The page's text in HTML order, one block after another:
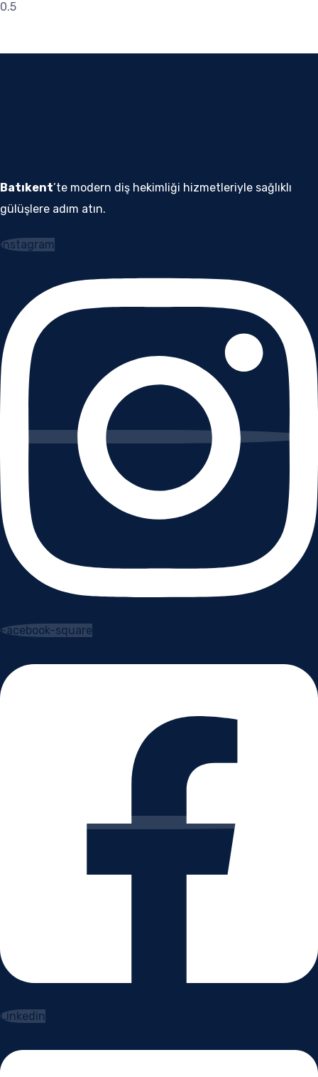
Batıkent’te modern diş hekimliği hizmetleriyle sağlıklı
gülüşlere adım atın.
Instagram
Facebook-square
Linkedin